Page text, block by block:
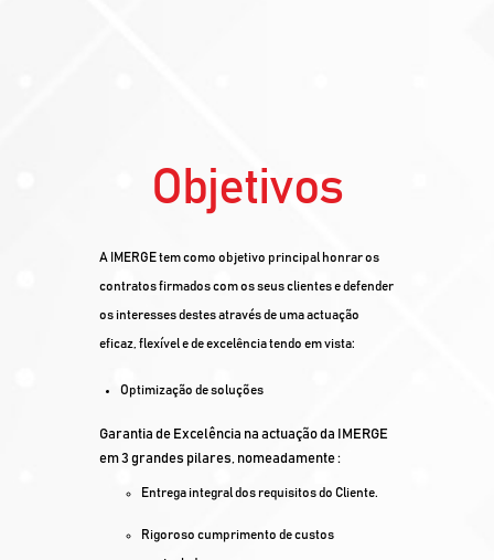
Objetivos
A IMERGE tem como objetivo principal honrar os
contratos firmados com os seus clientes e defender
os interesses destes através de uma actuação
eficaz, flexível e de excelência tendo em vista:
Optimização de soluções
Garantia de Excelência na actuação da IMERGE
em 3 grandes pilares, nomeadamente :
Entrega integral dos requisitos do Cliente.
Rigoroso cumprimento de custos